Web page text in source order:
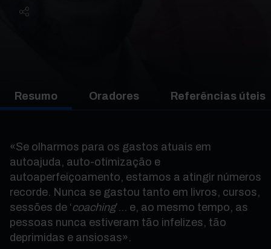
Resumo Oradores Referências úteis
«Se olharmos para os gastos atuais em
autoajuda, auto-otimização e
autoaperfeiçoamento, estamos a atingir números
recorde. Nunca se gastou tanto em livros, cursos,
sessões de ‘coaching’… e, ao mesmo tempo, as
pessoas nunca estiveram tão infelizes, tão
deprimidas e ansiosas».